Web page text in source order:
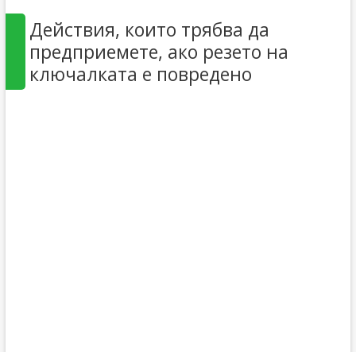
Действия, които трябва да
предприемете, ако резето на
ключалката е повредено